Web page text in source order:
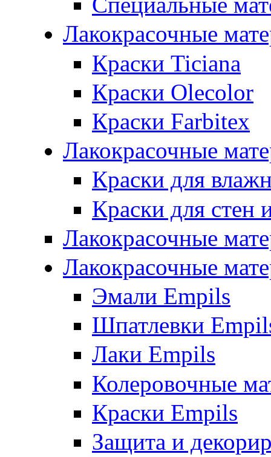
Лакокрасочные
Краски Ticiana
Краски Olecolor
Краски Farbitex
Лакокрасочные
Краски для
Краски для стен
Лакокрасочные
Лакокрасочные
Эмали Empils
Шпатлевки
Лаки Empils
Колеровочные
Краски Empils
Защита и